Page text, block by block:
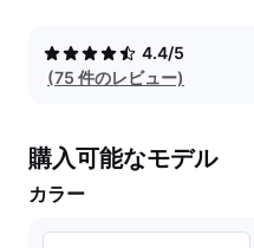
4.4/5
(75 件のレビュー)
購入可能なモデル
カラー